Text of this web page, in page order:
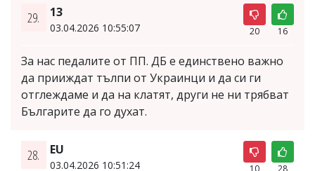
29. 13
03.04.2026 10:55:07 20 16
За нас педалите от ПП. ДБ е единствено важно
да прииждат тълпи от Украинци и да си ги
отглеждаме и да на клатят, други не ни трябват
Българите да го духат.
28. EU
03.04.2026 10:51:24 10 28